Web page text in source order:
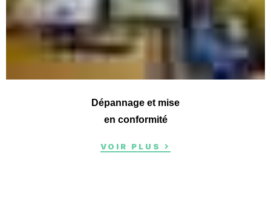
Dépannage et mise
en conformité
VOIR PLUS